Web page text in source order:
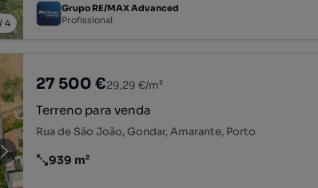
4
Grupo RE/MAX Advanced
Profissional
27 500 €29,29 €/m²
Terreno para venda
Rua de São João, Gondar, Amarante, Porto
Preço por metro quadrado
939 m²